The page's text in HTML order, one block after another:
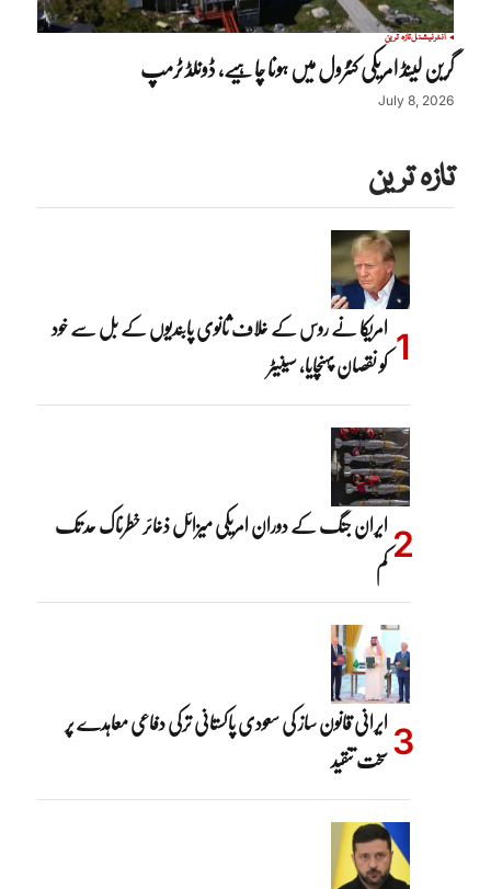
انٹرنیشنلتازہ ترین
گرین لینڈ امریکی کنٹرول میں ہونا چاہیے، ڈونلڈ ٹرمپ
July 8, 2026
تازہ ترین
امریکا نے روس کے خلاف ثانوی پابندیوں کے بل سے خود
کو نقصان پہنچایا، سینیٹر
ایران جنگ کے دوران امریکی میزائل ذخائر خطرناک حد تک
کم
ایرانی قانون ساز کی سعودی پاکستانی ترکی دفاعی معاہدے پر
سخت تنقید